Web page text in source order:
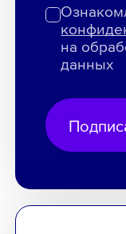
на
данных